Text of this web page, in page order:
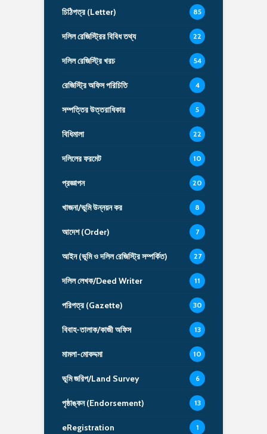
চিঠিপত্র (Letter) 85
দলিল রেজিস্ট্রির বিবিধ তথ্য 22
দলিল রেজিস্ট্রি খরচ 54
রেজিস্ট্রি অফিস পরিচিতি 4
সম্পত্তির উত্তরাধিকার 5
বিধিমালা 22
দলিলের ফরমেট 10
প্রজ্ঞাপন 20
খাজনা/ভূমি উন্নয়ন কর 8
আদেশ (Order) 7
আইন (ভূমি ও দলিল রেজিস্ট্রি সম্পর্কিত) 27
দলিল লেখক/Deed Writer 11
পরিপত্র (Gazette) 30
বিবাহ-তালাক/কাজী অফিস 13
মামলা-মোকদ্দমা 10
ভূমি জরিপ/Land Survey 6
পৃষ্ঠাঙ্কন (Endorsement) 13
eRegistration 1